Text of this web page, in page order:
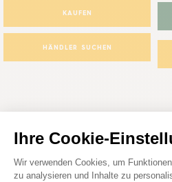
KAUFEN
HÄNDLER SUCHEN